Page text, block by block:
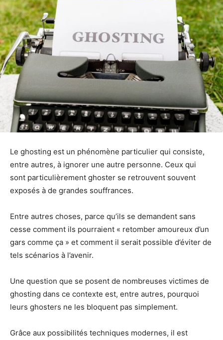
Le ghosting est un phénomène particulier qui consiste,
entre autres, à ignorer une autre personne. Ceux qui
sont particulièrement ghoster se retrouvent souvent
exposés à de grandes souffrances.
Entre autres choses, parce qu’ils se demandent sans
cesse comment ils pourraient « retomber amoureux d’un
gars comme ça » et comment il serait possible d’éviter de
tels scénarios à l’avenir.
Une question que se posent de nombreuses victimes de
ghosting dans ce contexte est, entre autres, pourquoi
leurs ghosters ne les bloquent pas simplement.
Grâce aux possibilités techniques modernes, il est